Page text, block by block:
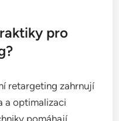
přetvářejí zájem na
poměry pro
od 2 do 10 %, v
je dobré zaměřit